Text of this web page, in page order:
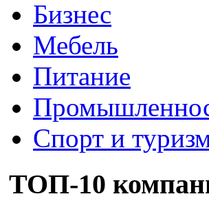
Бизнес
Мебель
Питание
Спорт и
ТОП-10